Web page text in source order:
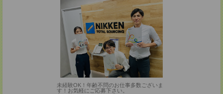
未経験OK！年齢不問のお仕事多数ございま
す！お気軽にご応募下さい。